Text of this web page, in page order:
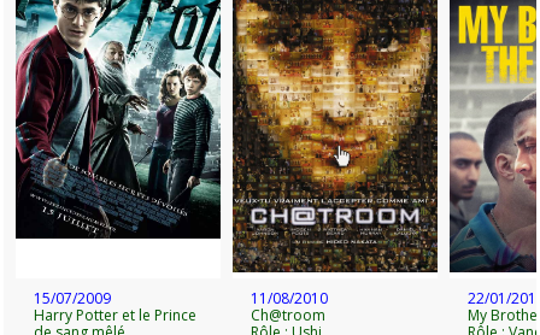
15/07/2009
Harry Potter et le Prince
11/08/2010
Ch@troom
22/01/
My